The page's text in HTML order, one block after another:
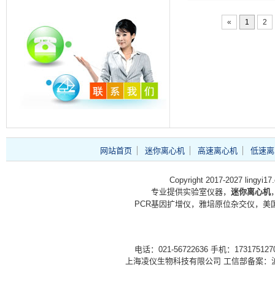
« 1 2
网站首页 迷你离心机 高速离心机 低速
Copyright 2017-2027
专业提供实验室仪器， 迷你离心机
PCR基因扩增仪，雅培原位杂交仪，
电话：021-56722636 手机：
上海凌仪生物科技有限公司 工信部备案：